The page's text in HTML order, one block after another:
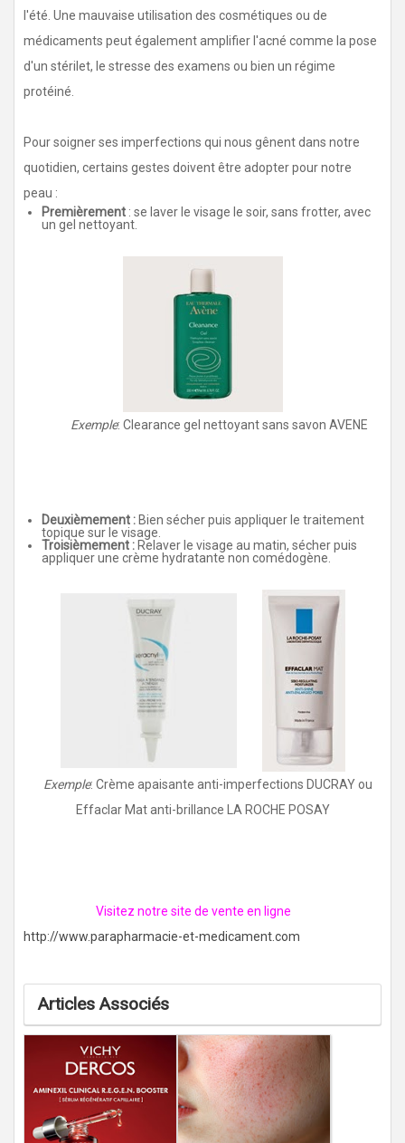
l'été. Une mauvaise utilisation des cosmétiques ou de
médicaments peut également amplifier l'acné comme la pose
d'un stérilet, le stresse des examens ou bien un régime
protéiné.
Pour soigner ses imperfections qui nous gênent dans notre
quotidien, certains gestes doivent être adopter pour notre
peau :
Premièrement : se laver le visage le soir, sans frotter, avec
un gel nettoyant.
Exemple: Clearance gel nettoyant sans savon AVENE
Deuxièmement : Bien sécher puis appliquer le traitement
topique sur le visage.
Troisièmement : Relaver le visage au matin, sécher puis
appliquer une crème hydratante non comédogène.
Exemple: Crème apaisante anti-imperfections DUCRAY ou
Effaclar Mat anti-brillance LA ROCHE POSAY
Visitez notre site de vente en ligne
http://www.parapharmacie-et-medicament.com
Articles Associés